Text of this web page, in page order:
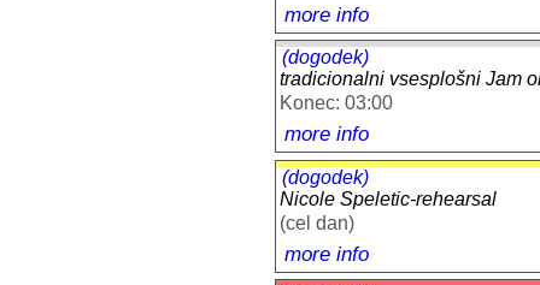
more info
(dogodek)
tradicionalni vsesplošni Jam
Konec: 03:00
more info
(dogodek)
Nicole Speletic-rehearsal
(cel dan)
more info